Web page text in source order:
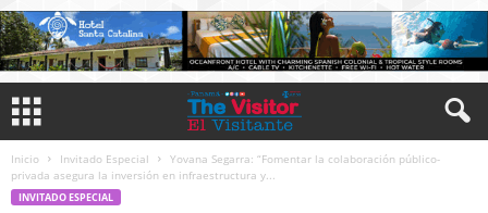
Inicio Invitado Especial
Yovana Segarra: “Fomentar la colaboración público-
privada asegura la inversión en infraestructura y...
INVITADO ESPECIAL